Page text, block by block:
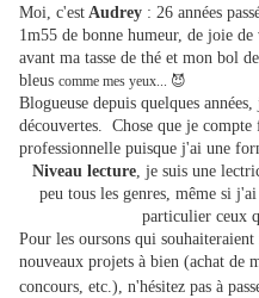
Moi, c'est Audrey : 26 années
1m55 de bonne humeur, de joie
avant ma tasse de thé et mon bol
bleus comme mes yeux... 😈
Blogueuse depuis quelques
découvertes. Chose que je compte
professionnelle puisque j'ai une
Niveau lecture, je suis une
peu tous les genres, même si
particulier ceux
Pour les oursons qui souhaiteraient
nouveaux projets à bien (achat de
concours, etc.), n'hésitez pas à